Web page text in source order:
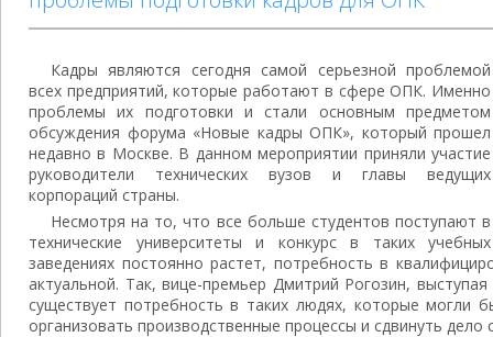
Кадры являются сегодня самой серьезной проблемой
всех предприятий, которые работают в сфере ОПК. Именно
проблемы их подготовки и стали основным предметом
обсуждения форума «Новые кадры ОПК», который прошел
недавно в Москве. В данном мероприятии приняли участие
руководители технических вузов и главы ведущих
корпораций страны.
Несмотря на то, что все больше студентов поступают в
технические университеты и конкурс в таких учебных
заведениях постоянно растет, потребность в
актуальной. Так, вице-премьер Дмитрий Рогозин,
существует потребность в таких людях, которые могли
организовать производственные процессы и сдвинуть дело